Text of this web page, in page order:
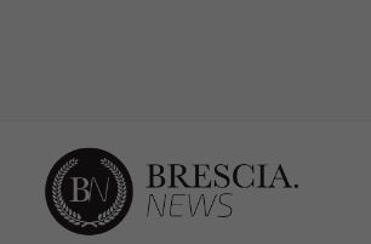
contenuto